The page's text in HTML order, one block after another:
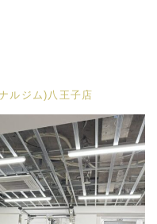
ルジム)八王子店